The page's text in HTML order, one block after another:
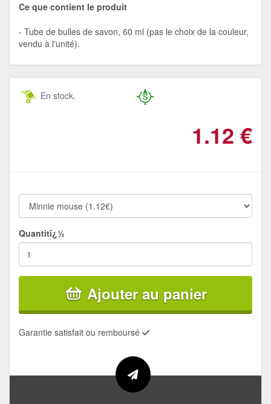
Ce que contient le produit
Tube de bulles de savon, 60 ml (pas le choix de la couleur,
vendu à l'unité).
En stock.
1.12 €
Quantitï¿½
Ajouter au panier
Garantie satisfait ou remboursé